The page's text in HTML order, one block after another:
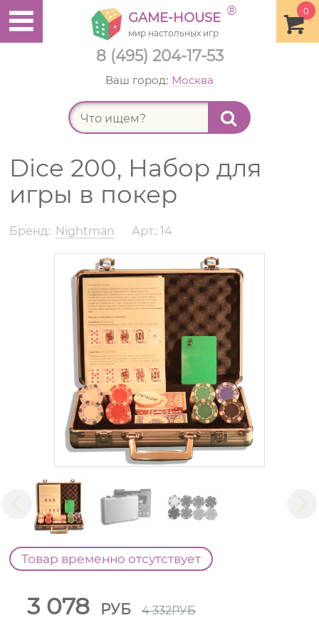
8 (495) 204-17-53
0
GAME-HOUSE ®
мир настольных игр
Ваш город: Москва
Dice 200, Набор для
игры в покер
Бренд: Nightman Арт.: 14
Товар временно отсутствует
3 078 РУБ 4 332РУБ